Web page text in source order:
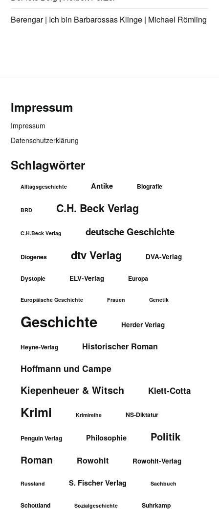
Berengar | Ich bin Barbarossas Klinge | Michael Römling
Impressum
Impressum
Datenschutzerklärung
Schlagwörter
Alltagsgeschichte Antike Biografie
BRD C.H. Beck Verlag
C.H.Beck Verlag deutsche Geschichte
Diogenes dtv Verlag DVA-Verlag
Dystopie ELV-Verlag Europa
Europäische Geschichte Frauen Genetik
Geschichte Herder Verlag
Heyne-Verlag Historischer Roman
Hoffmann und Campe
Kiepenheuer & Witsch Klett-Cotta
Krimi Krimireihe NS-Diktatur
Penguin Verlag Philosophie Politik
Roman Rowohlt Rowohlt-Verlag
Russland S. Fischer Verlag Sachbuch
Schottland Sozialgeschichte Suhrkamp